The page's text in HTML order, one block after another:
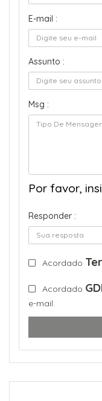
E-mail :
Assunto :
Msg :
Por favor,
Responder :
Acordado
Acordado
e-mail.